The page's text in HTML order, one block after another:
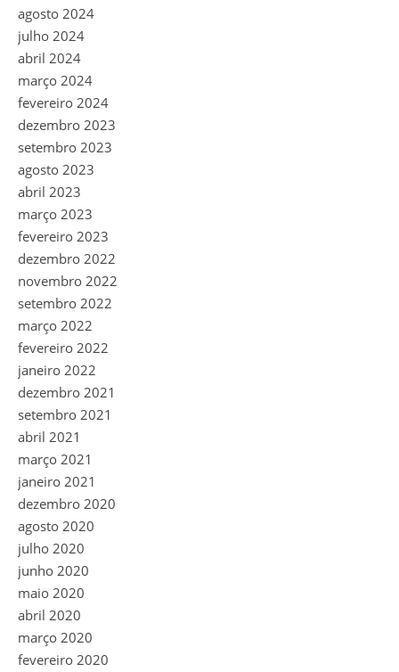
agosto 2024
julho 2024
abril 2024
março 2024
fevereiro 2024
dezembro 2023
setembro 2023
agosto 2023
abril 2023
março 2023
fevereiro 2023
dezembro 2022
novembro 2022
setembro 2022
março 2022
fevereiro 2022
janeiro 2022
dezembro 2021
setembro 2021
abril 2021
março 2021
janeiro 2021
dezembro 2020
agosto 2020
julho 2020
junho 2020
maio 2020
abril 2020
março 2020
fevereiro 2020